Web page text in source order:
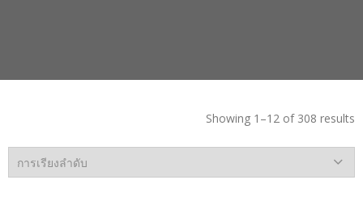
Showing 1–12 of 308 results